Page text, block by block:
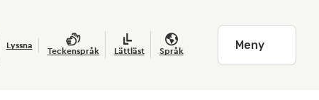
Lyssna
Teckenspråk Lättläst Språk Meny